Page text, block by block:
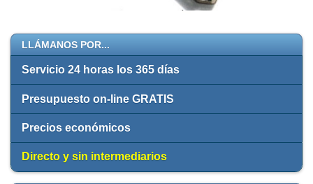
LLÁMANOS POR...
Servicio 24 horas los 365 días
Presupuesto on-line GRATIS
Precios económicos
Directo y sin intermediarios